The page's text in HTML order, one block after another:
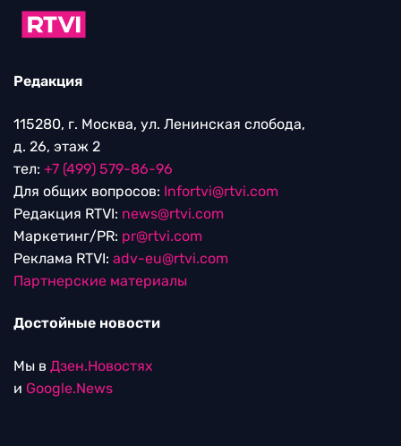
Редакция
115280, г. Москва, ул. Ленинская слобода,
д. 26, этаж 2
тел: +7 (499) 579-86-96
Для общих вопросов: Infortvi@rtvi.com
Редакция RTVI: news@rtvi.com
Маркетинг/PR: pr@rtvi.com
Реклама RTVI: adv-eu@rtvi.com
Партнерские материалы
Достойные новости
Мы в Дзен.Новостях
и Google.News